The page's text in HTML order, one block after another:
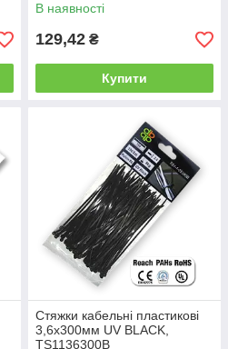
В наявності
129,42 ₴
Купити
Стяжки кабельні пластикові
3,6x300мм UV BLACK,
TS1136300B